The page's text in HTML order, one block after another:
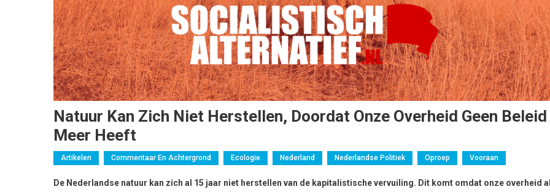
Natuur Kan Zich Niet Herstellen, Doordat Onze Overheid Geen Beleid
Meer Heeft
Artikelen Commentaar En Achtergrond Ecologie Nederland Nederlandse Politiek Oproep Vooraan
De Nederlandse natuur kan zich al 15 jaar niet herstellen van de kapitalistische vervuiling. Dit komt omdat onze overheid